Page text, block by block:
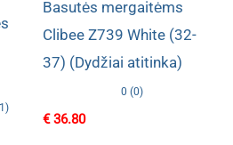
Basutės mergaitėms
Clibee Z739 White (32-
37) (Dydžiai atitinka)
0 (0)
€36.80